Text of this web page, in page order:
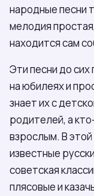
народные песни
мелодия
находится сам
Эти песни до сих
на юбилеях и
знает их с
родителей, а
взрослым. В
известные
советская
плясовые и